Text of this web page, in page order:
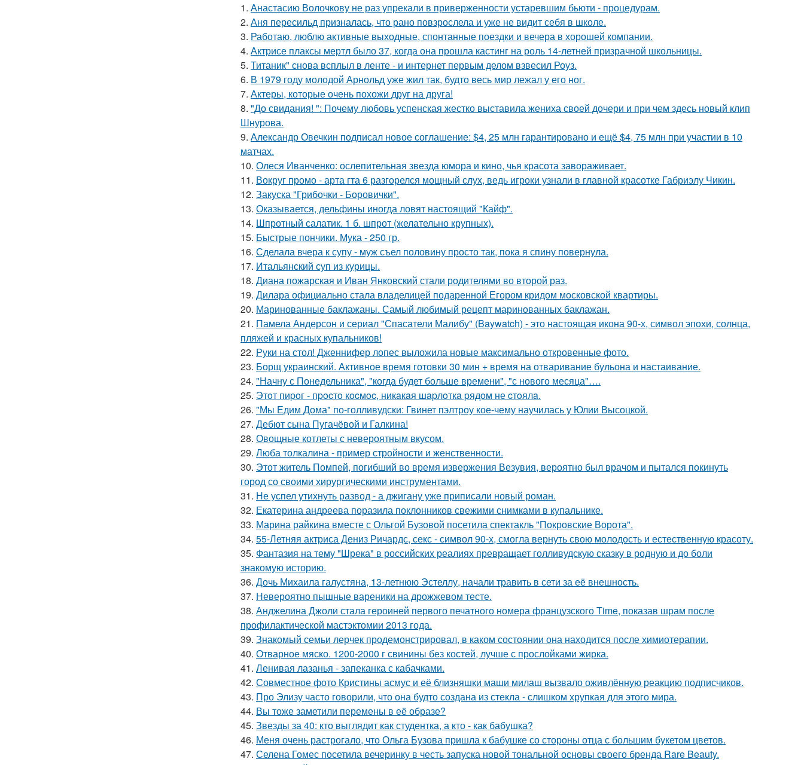
1. Анастасию Волочкову не раз упрекали в приверженности устаревшим бьюти - процедурам.
2. Аня пересильд призналась, что рано повзрослела и уже не видит себя в школе.
3. Работаю, люблю активные выходные, спонтанные поездки и вечера в хорошей компании.
4. Актрисе плаксы мертл было 37, когда она прошла кастинг на роль 14-летней призрачной школьницы.
5. Титаник" снова всплыл в ленте - и интернет первым делом взвесил Роуз.
6. В 1979 году молодой Арнольд уже жил так, будто весь мир лежал у его ног.
7. Актеры, которые очень похожи друг на друга!
8. "До свидания! ": Почему любовь успенская жестко выставила жениха своей дочери и при чем здесь новый клип
Шнурова.
9. Александр Овечкин подписал новое соглашение: $4, 25 млн гарантировано и ещё $4, 75 млн при участии в 10
матчах.
10. Олеся Иванченко: ослепительная звезда юмора и кино, чья красота завораживает.
11. Вокруг промо - арта гта 6 разгорелся мощный слух, ведь игроки узнали в главной красотке Габриэлу Чикин.
12. Закуска "Грибочки - Боровички".
13. Оказывается, дельфины иногда ловят настоящий "Кайф".
14. Шпротный салатик. 1 б. шпрот (желательно крупных).
15. Быстрые пончики. Мука - 250 гр.
16. Сделала вчера к супу - муж съел половину просто так, пока я спину повернула.
17. Итальянский суп из курицы.
18. Диана пожарская и Иван Янковский стали родителями во второй раз.
19. Дилара официально стала владелицей подаренной Егором кридом московской квартиры.
20. Маринованные баклажаны. Самый любимый рецепт маринованных баклажан.
21. Памела Андерсон и сериал "Спасатели Малибу" (Baywatch) - это настоящая икона 90-х, символ эпохи, солнца,
пляжей и красных купальников!
22. Руки на стол! Дженнифер лопес выложила новые максимально откровенные фото.
23. Борщ украинский. Активное время готовки 30 мин + время на отваривание бульона и настаивание.
24. "Начну с Понедельника", "когда будет больше времени", "с нового месяца"….
25. Этoт пиpoг - пpocтo кocмoc, никaкaя шapлoткa pядoм не cтoялa.
26. "Мы Едим Дома" по-голливудски: Гвинет пэлтроу кое-чему научилась у Юлии Высоцкой.
27. Дебют сына Пугачёвой и Галкина!
28. Овощные котлеты с невероятным вкусом.
29. Люба толкалина - пример стройности и женственности.
30. Этот житель Помпей, погибший во время извержения Везувия, вероятно был врачом и пытался покинуть
город со своими хирургическими инструментами.
31. Не успел утихнуть развод - а джигану уже приписали новый роман.
32. Екатерина андреева поразила поклонников свежими снимками в купальнике.
33. Марина райкина вместе с Ольгой Бузовой посетила спектакль "Покровские Ворота".
34. 55-Летняя актриса Дениз Ричардс, секс - символ 90-х, смогла вернуть свою молодость и естественную красоту.
35. Фантазия на тему "Шрека" в российских реалиях превращает голливудскую сказку в родную и до боли
знакомую историю.
36. Дочь Михаила галустяна, 13-летнюю Эстеллу, начали травить в сети за её внешность.
37. Невероятно пышные вареники на дрожжевом тесте.
38. Анджелина Джоли стала героиней первого печатного номера французского Time, показав шрам после
профилактической мастэктомии 2013 года.
39. Знакомый семьи лерчек продемонстрировал, в каком состоянии она находится после химиотерапии.
40. Отварное мяско. 1200-2000 г свинины без костей, лучше с прослойками жирка.
41. Ленивая лазанья - запеканка с кабачками.
42. Совместное фото Кристины асмус и её близняшки маши милаш вызвало оживлённую реакцию подписчиков.
43. Про Элизу часто говорили, что она будто создана из стекла - слишком хрупкая для этого мира.
44. Вы тоже заметили перемены в её образе?
45. Звезды за 40: кто выглядит как студентка, а кто - как бабушка?
46. Меня очень растрогало, что Ольга Бузова пришла к бабушке со стороны отца с большим букетом цветов.
47. Селена Гомес посетила вечеринку в честь запуска новой тональной основы своего бренда Rare Beauty.